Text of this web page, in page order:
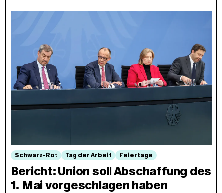
Schwarz-Rot Tag der Arbeit Feiertage
Bericht: Union soll Abschaffung des
1. Mai vorgeschlagen haben